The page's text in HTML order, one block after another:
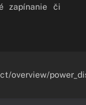
zapínanie či
overview/